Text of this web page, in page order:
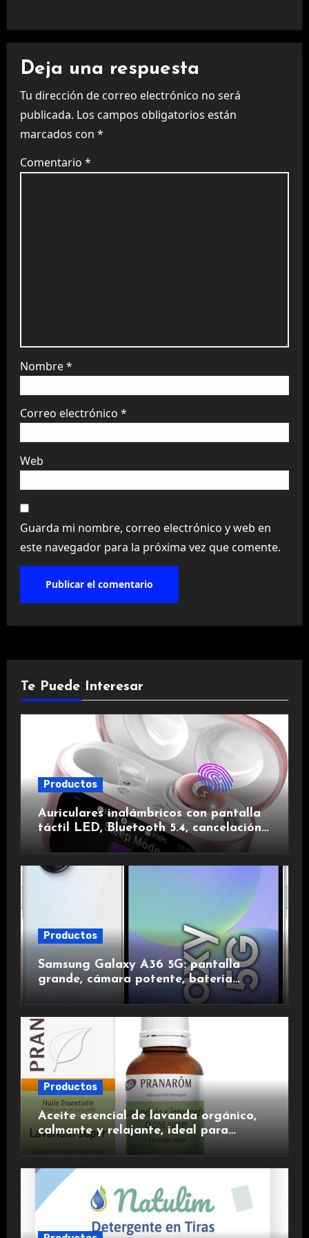
Deja una respuesta
Tu dirección de correo electrónico no será
publicada. Los campos obligatorios están
marcados con *
Comentario *
Nombre*
Correo electrónico *
Web
Guarda mi nombre, correo electrónico y web en
este navegador para la próxima vez que comente.
Te Puede Interesar
Productos
Auriculares inalámbricos con pantalla
táctil LED, Bluetooth 5.4, cancelación
de ruido, impermeables y de larga
duración.
Productos
Samsung Galaxy A36 5G: pantalla
grande, cámara potente, batería
duradera y carga rápida para una
experiencia premium.
Productos
Aceite esencial de lavanda orgánico,
calmante y relajante, ideal para